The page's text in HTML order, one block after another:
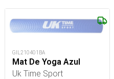
GIL210401BA
Mat De Yoga Azul
Uk Time Sport